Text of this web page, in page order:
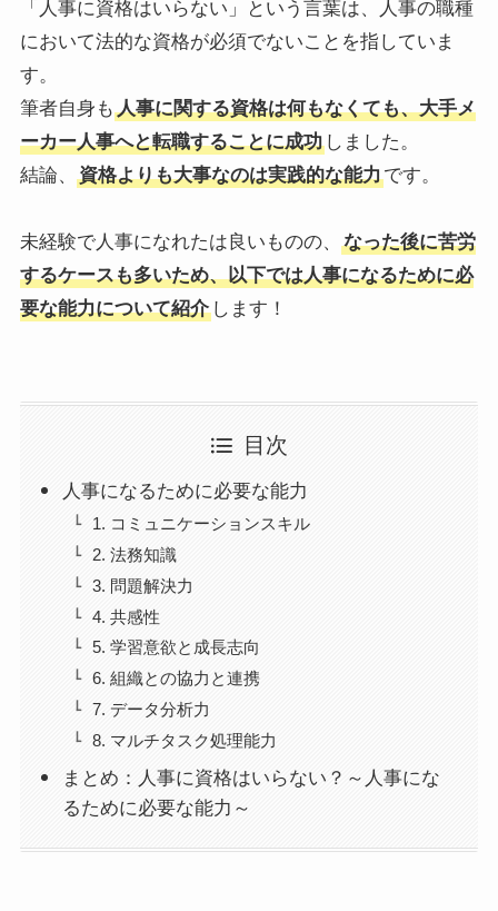
「人事に資格はいらない」という言葉は、人事の職種
において法的な資格が必須でないことを指していま
す。
筆者自身も 人事に関する資格は何もなくても、大手メ
ーカー人事へと転職することに成功しました。
結論、
資格よりも大事なのは実践的な能力です。
未経験で人事になれたは良いものの、
なった後に苦労
するケースも多いため、以下では人事になるために必
要な能力について紹介します！
目次
人事になるために必要な能力
1. コミュニケーションスキル
2. 法務知識
3. 問題解決力
4. 共感性
5. 学習意欲と成長志向
6. 組織との協力と連携
7. データ分析力
8. マルチタスク処理能力
まとめ：人事に資格はいらない？～人事にな
るために必要な能力～